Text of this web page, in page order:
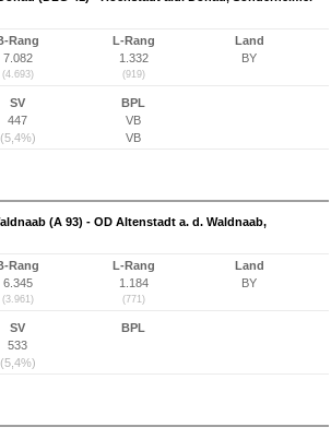
Rang
7.082
(4.693)
L-Rang
1.332
(919)
Land
BY
SV
447
(5,4%)
BPL
VB
VB
(A 93) - OD Altenstadt a. d. Waldnaab,
Rang
6.345
(3.961)
L-Rang
1.184
(771)
Land
BY
SV
533
(5,4%)
BPL